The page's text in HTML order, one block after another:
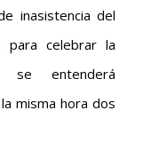
inasistencia del
para celebrar la
se entenderá
misma hora dos